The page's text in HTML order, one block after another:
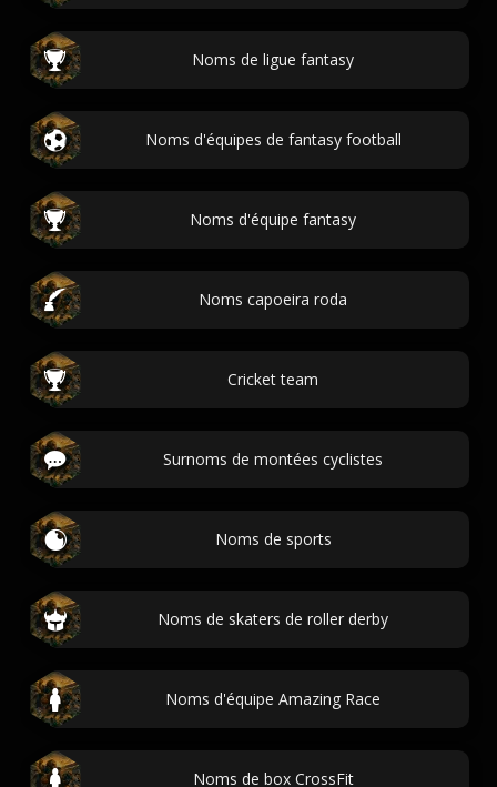
Noms de ligue fantasy
Noms d'équipes de fantasy football
Noms d'équipe fantasy
Noms capoeira roda
Cricket team
Surnoms de montées cyclistes
Noms de sports
Noms de skaters de roller derby
Noms d'équipe Amazing Race
Noms de box CrossFit